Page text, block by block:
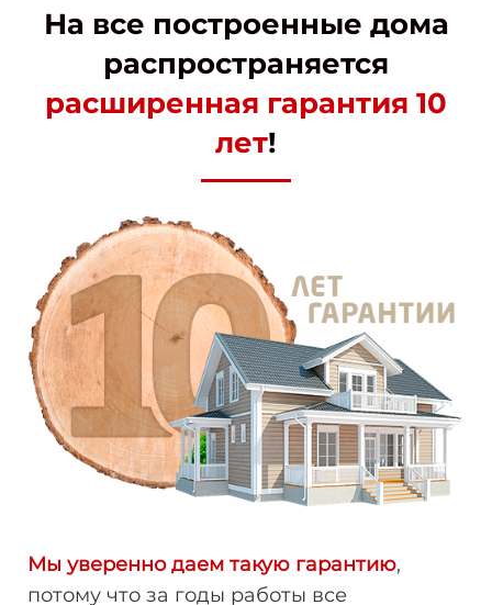
На все построенные дома
распространяется
расширенная гарантия 10
лет!
Мы уверенно даем такую гарантию,
потому что за годы работы все